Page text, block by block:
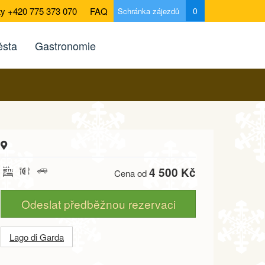
+420 775 373 070 FAQ Schránka zájezdů 0
Gastronomie
Cena od4 500 Kč
Odeslat předběžnou rezervaci
Lago di Garda